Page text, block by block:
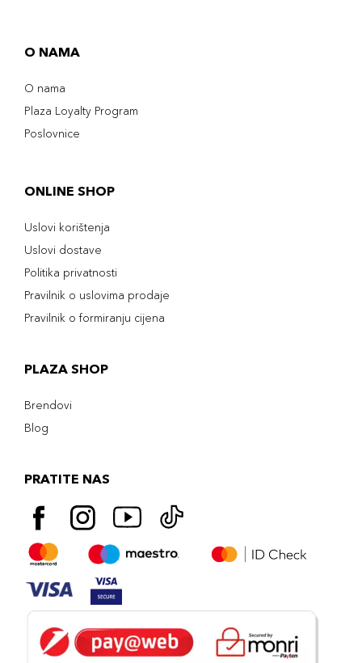
O NAMA
O nama
Plaza Loyalty Program
Poslovnice
ONLINE SHOP
Uslovi korištenja
Uslovi dostave
Politika privatnosti
Pravilnik o uslovima prodaje
Pravilnik o formiranju cijena
PLAZA SHOP
Brendovi
Blog
PRATITE NAS